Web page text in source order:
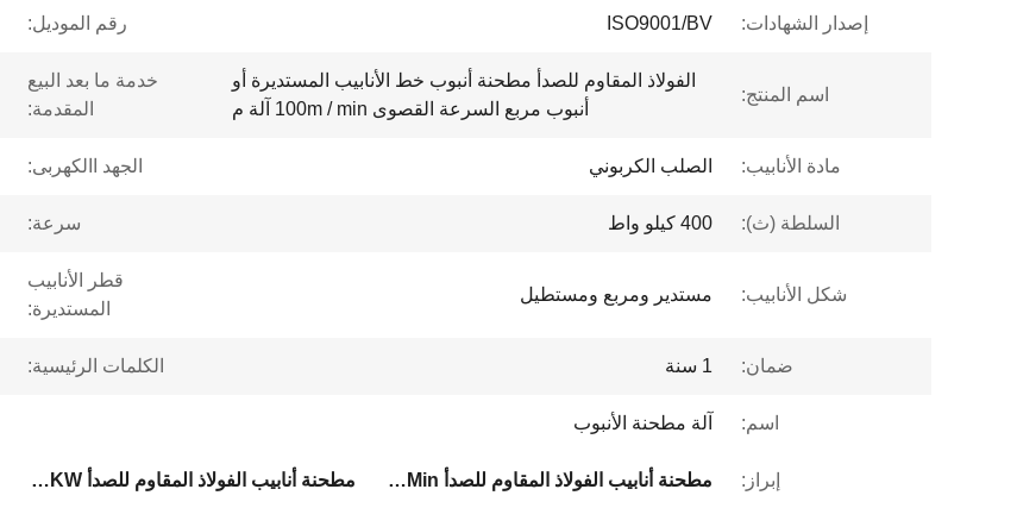
إصدار الشهادات: ISO9001/BV رقم الموديل:
اسم المنتج:
الفولاذ المقاوم للصدأ مطحنة أنبوب خط الأنابيب المستديرة أو
أنبوب مربع السرعة القصوى 100m / min آلة م
خدمة ما بعد البيع
المقدمة:
مادة الأنابيب: الصلب الكربوني الجهد االكهربى:
السلطة (ث): 400 كيلو واط سرعة:
شكل الأنابيب: مستدير ومربع ومستطيل
قطر الأنابيب
المستديرة:
ضمان: 1 سنة الكلمات الرئيسية:
اسم: آلة مطحنة الأنبوب
إبراز: مطحنة أنابيب الفولاذ المقاوم للصدأ 100m / Min مطحنة أنابيب الفولاذ المقاوم للصدأ 400KW